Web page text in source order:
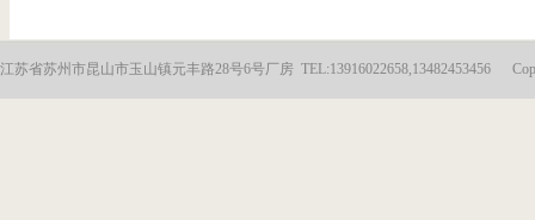
江苏省苏州市昆山市玉山镇元丰路28号6号厂房 TEL:13916022658,13482453456